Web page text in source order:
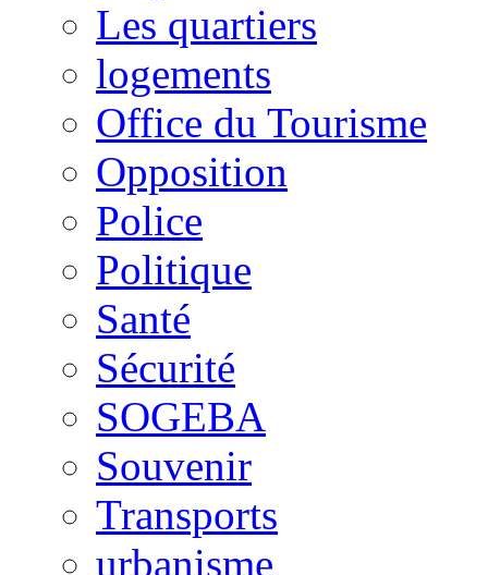
Les quartiers
logements
Office du Tourisme
Opposition
Police
Politique
Santé
Sécurité
SOGEBA
Souvenir
Transports
urbanisme